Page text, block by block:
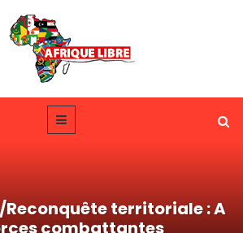
Reconquête territoriale : A
combattantes